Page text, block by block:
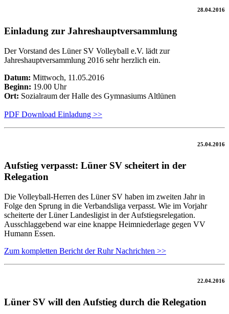
28.04.2016
Einladung zur Jahreshauptversammlung
Der Vorstand des Lüner SV Volleyball e.V. lädt zur
Jahreshauptversammlung 2016 sehr herzlich ein.
Datum: Mittwoch, 11.05.2016
Beginn: 19.00 Uhr
Ort: Sozialraum der Halle des Gymnasiums Altlünen
PDF Download Einladung >>
25.04.2016
Aufstieg verpasst: Lüner SV scheitert in der
Relegation
Die Volleyball-Herren des Lüner SV haben im zweiten Jahr in
Folge den Sprung in die Verbandsliga verpasst. Wie im Vorjahr
scheiterte der Lüner Landesligist in der Aufstiegsrelegation.
Ausschlaggebend war eine knappe Heimniederlage gegen VV
Humann Essen.
Zum kompletten Bericht der Ruhr Nachrichten >>
22.04.2016
Lüner SV will den Aufstieg durch die Relegation